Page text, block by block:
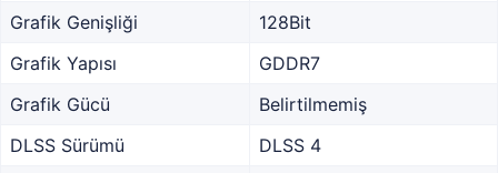
Grafik Genişliği
128Bit
Grafik Yapısı
GDDR7
Grafik Gücü
Belirtilmemiş
DLSS Sürümü
DLSS 4